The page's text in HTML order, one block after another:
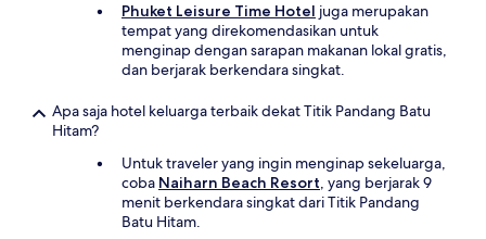
Phuket Leisure Time Hotel juga merupakan
tempat yang direkomendasikan untuk
menginap dengan sarapan makanan lokal gratis,
dan berjarak berkendara singkat.
Apa saja hotel keluarga terbaik dekat Titik Pandang Batu
Hitam?
Untuk traveler yang ingin menginap sekeluarga,
coba Naiharn Beach Resort, yang berjarak 9
menit berkendara singkat dari Titik Pandang
Batu Hitam.